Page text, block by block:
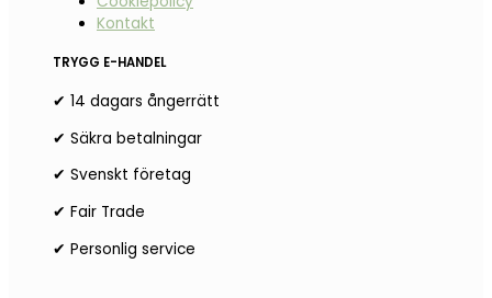
Kontakt
TRYGG E-HANDEL
✔ 14 dagars ångerrätt
✔ Säkra betalningar
✔ Svenskt företag
✔ Fair Trade
✔ Personlig service